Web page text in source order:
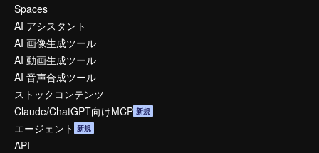
Spaces
AI アシスタント
AI 画像生成ツール
AI 動画生成ツール
AI 音声合成ツール
ストックコンテンツ
Claude/ChatGPT向けMCP 新規
エージェント 新規
API